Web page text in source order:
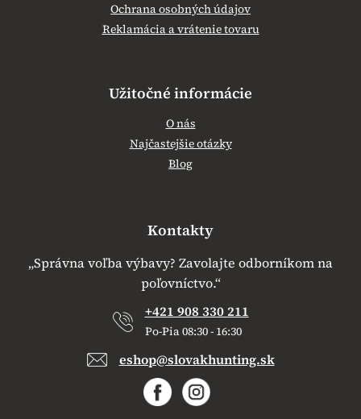
Ochrana osobných údajov
Reklamácia a vrátenie tovaru
Užitočné informácie
O nás
Najčastejšie otázky
Blog
Kontakty
„Správna voľba výbavy? Zavolajte odborníkom na
poľovníctvo.“
+421 908 330 211
Po-Pia 08:30 - 16:30
eshop@slovakhunting.sk